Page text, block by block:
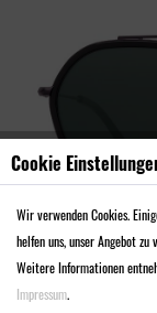
Cookie
Wir verwenden Cookies.
helfen uns, unser Angebot zu
Weitere Informationen
Impressum.